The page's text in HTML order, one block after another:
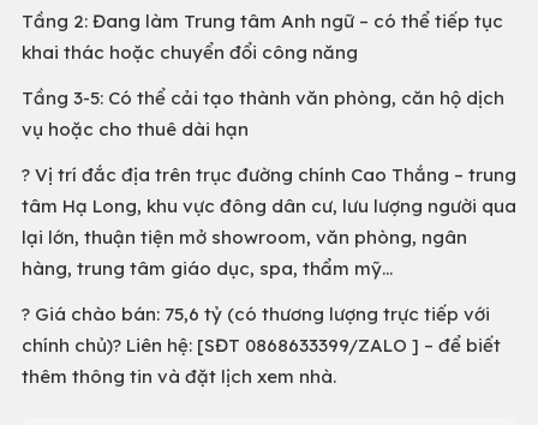
Tầng 2: Đang làm Trung tâm Anh ngữ – có thể tiếp tục
khai thác hoặc chuyển đổi công năng
Tầng 3-5: Có thể cải tạo thành văn phòng, căn hộ dịch
vụ hoặc cho thuê dài hạn
?️ Vị trí đắc địa trên trục đường chính Cao Thắng – trung
tâm Hạ Long, khu vực đông dân cư, lưu lượng người qua
lại lớn, thuận tiện mở showroom, văn phòng, ngân
hàng, trung tâm giáo dục, spa, thẩm mỹ...
? Giá chào bán: 75,6 tỷ (có thương lượng trực tiếp với
chính chủ)? Liên hệ: [SĐT 0868633399/ZALO ] – để biết
thêm thông tin và đặt lịch xem nhà.